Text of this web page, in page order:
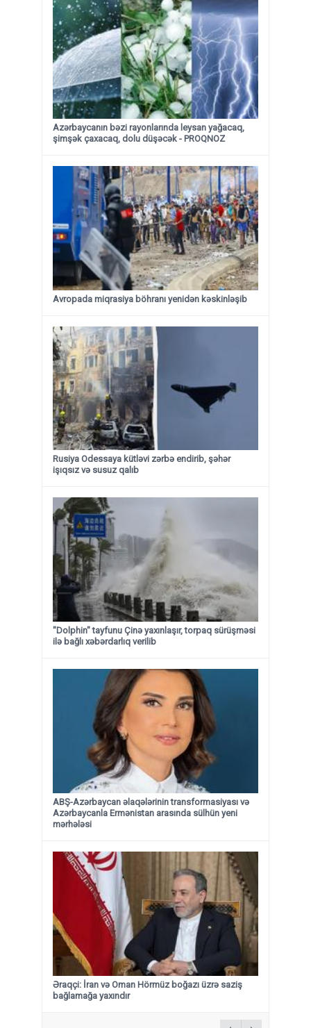
Azərbaycanın bəzi rayonlarında leysan yağacaq,
şimşək çaxacaq, dolu düşəcək - PROQNOZ
Avropada miqrasiya böhranı yenidən kəskinləşib
Rusiya Odessaya kütləvi zərbə endirib, şəhər
işıqsız və susuz qalıb
"Dolphin" tayfunu Çinə yaxınlaşır, torpaq sürüşməsi
ilə bağlı xəbərdarlıq verilib
ABŞ-Azərbaycan əlaqələrinin transformasiyası və
Azərbaycanla Ermənistan arasında sülhün yeni
mərhələsi
Əraqçi: İran və Oman Hörmüz boğazı üzrə saziş
bağlamağa yaxındır